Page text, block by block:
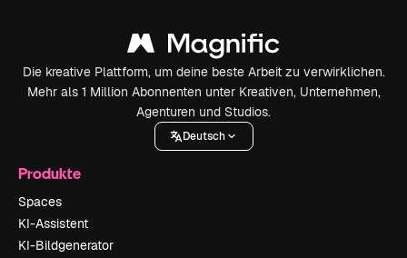
Die kreative Plattform, um deine beste Arbeit zu verwirklichen.
Mehr als 1 Million Abonnenten unter Kreativen, Unternehmen,
Agenturen und Studios.
Deutsch
Produkte
Spaces
KI-Assistent
KI-Bildgenerator